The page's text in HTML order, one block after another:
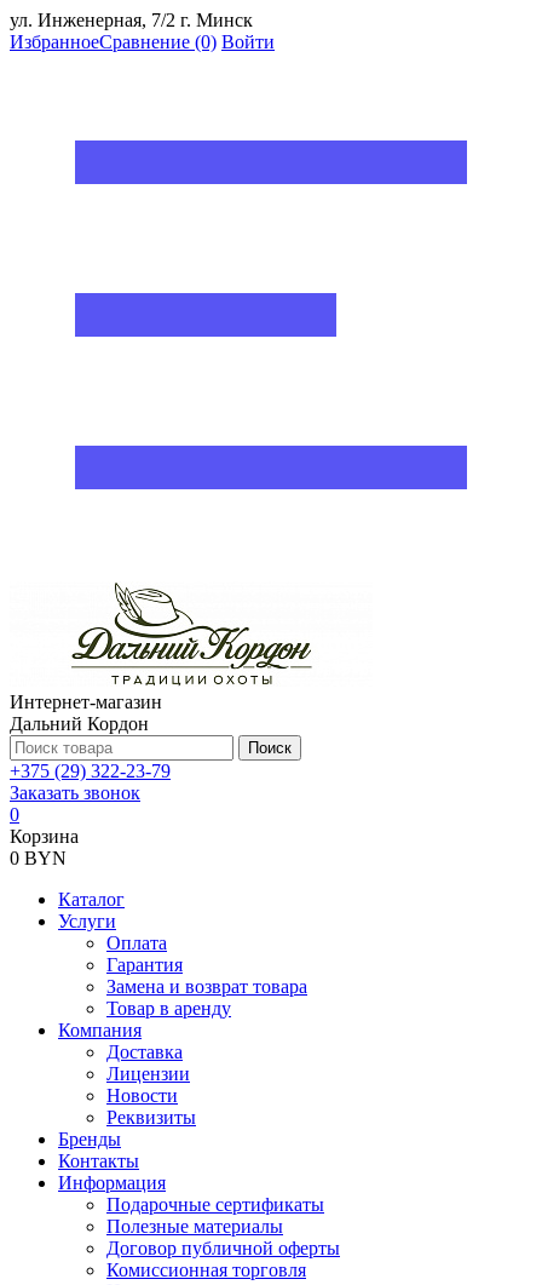
ул. Инженерная, 7/2 г. Минск
ИзбранноеСравнение (0) Войти
Интернет-магазин
Дальний Кордон
Поиск
+375 (29) 322-23-79
Заказать звонок
0
Корзина
0 BYN
Каталог
Услуги
Оплата
Гарантия
Замена и возврат товара
Товар в аренду
Компания
Доставка
Лицензии
Новости
Реквизиты
Бренды
Контакты
Информация
Подарочные сертификаты
Полезные материалы
Договор публичной оферты
Комиссионная торговля